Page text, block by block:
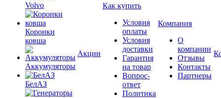
Volvo
Коронки
ковша
Аккумуляторы
БелАЗ
Акции
Как купить
Условия
оплаты
Условия
доставки
Гарантия
на товар
Вопрос-
ответ
Политика
Компания
О
компании
Отзывы
Контакты
Партнеры